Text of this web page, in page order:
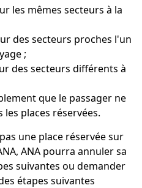
les mêmes secteurs à la
des secteurs proches l'un
;
des secteurs différents à
que le passager ne
places réservées.
une place réservée sur
ANA pourra annuler sa
suivantes ou demander
étapes suivantes